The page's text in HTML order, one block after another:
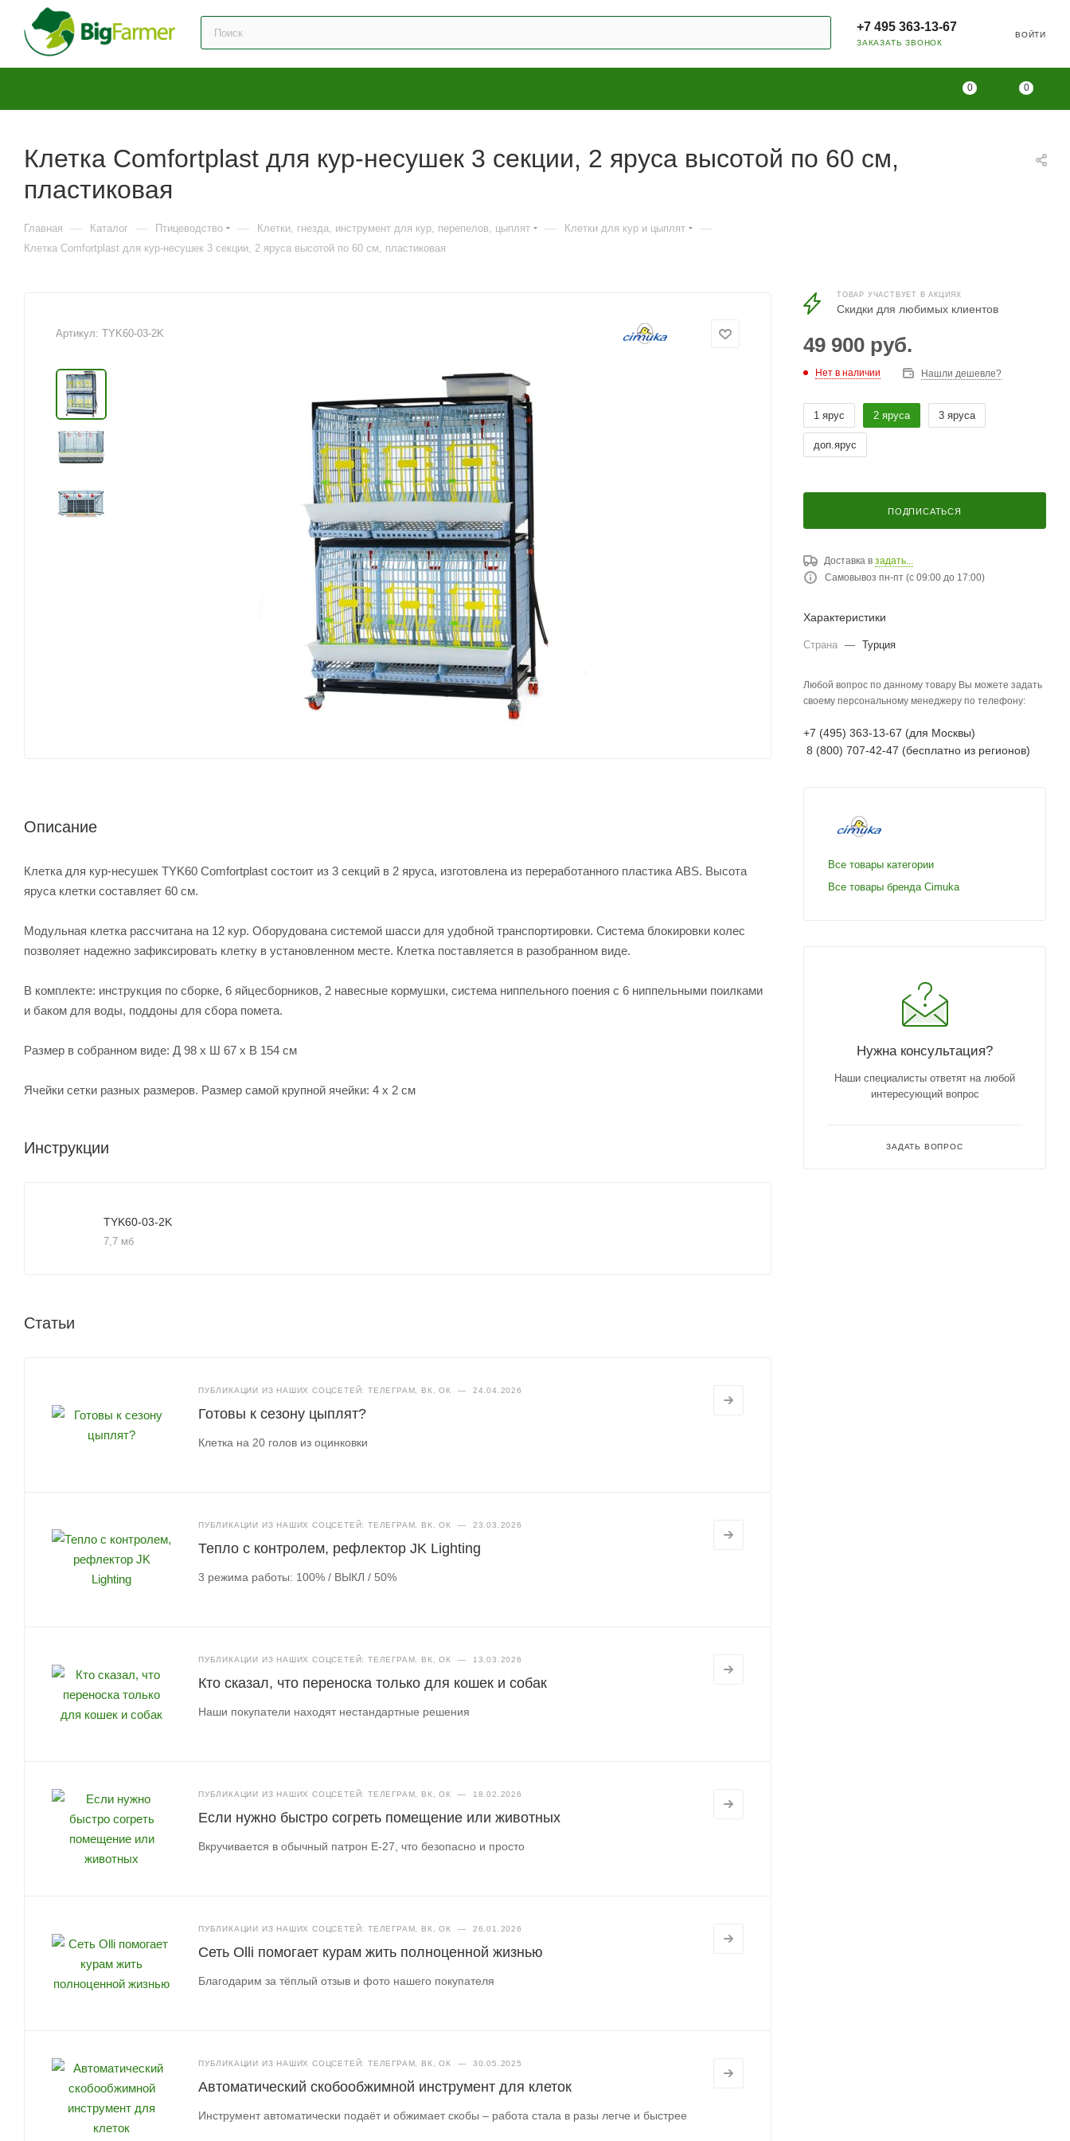
+7 495 363-13-67
ЗАКАЗАТЬ ЗВОНОК
ВОЙТИ
0 0
Клетка Comfortplast для кур-несушек 3 секции, 2 яруса высотой по 60 см,
пластиковая
Главная — Каталог — Птицеводство — Клетки, гнезда, инструмент для кур, перепелов, цыплят — Клетки для кур и цыплят —
Клетка Comfortplast для кур-несушек 3 секции, 2 яруса высотой по 60 см, пластиковая
Артикул: TYK60-03-2K
Описание
Клетка для кур-несушек TYK60 Comfortplast состоит из 3 секций в 2 яруса, изготовлена из переработанного пластика ABS. Высота
яруса клетки составляет 60 см.
Модульная клетка рассчитана на 12 кур. Оборудована системой шасси для удобной транспортировки. Система блокировки колес
позволяет надежно зафиксировать клетку в установленном месте. Клетка поставляется в разобранном виде.
В комплекте: инструкция по сборке, 6 яйцесборников, 2 навесные кормушки, система ниппельного поения с 6 ниппельными поилками
и баком для воды, поддоны для сбора помета.
Размер в собранном виде: Д 98 x Ш 67 x В 154 см
Ячейки сетки разных размеров. Размер самой крупной ячейки: 4 x 2 см
Инструкции
TYK60-03-2K
7,7 мб
Статьи
ПУБЛИКАЦИИ ИЗ НАШИХ СОЦСЕТЕЙ: ТЕЛЕГРАМ, ВК, ОК — 24.04.2026
Готовы к сезону цыплят?
Клетка на 20 голов из оцинковки
ПУБЛИКАЦИИ ИЗ НАШИХ СОЦСЕТЕЙ: ТЕЛЕГРАМ, ВК, ОК — 23.03.2026
Тепло с контролем, рефлектор JK Lighting
3 режима работы: 100% / ВЫКЛ / 50%
ПУБЛИКАЦИИ ИЗ НАШИХ СОЦСЕТЕЙ: ТЕЛЕГРАМ, ВК, ОК — 13.03.2026
Кто сказал, что переноска только для кошек и собак
Наши покупатели находят нестандартные решения
ПУБЛИКАЦИИ ИЗ НАШИХ СОЦСЕТЕЙ: ТЕЛЕГРАМ, ВК, ОК — 18.02.2026
Если нужно быстро согреть помещение или животных
Вкручивается в обычный патрон Е-27, что безопасно и просто
ПУБЛИКАЦИИ ИЗ НАШИХ СОЦСЕТЕЙ: ТЕЛЕГРАМ, ВК, ОК — 26.01.2026
Сеть Olli помогает курам жить полноценной жизнью
Благодарим за тёплый отзыв и фото нашего покупателя
ПУБЛИКАЦИИ ИЗ НАШИХ СОЦСЕТЕЙ: ТЕЛЕГРАМ, ВК, ОК — 30.05.2025
Автоматический скобообжимной инструмент для клеток
Инструмент автоматически подаёт и обжимает скобы – работа стала в разы легче и быстрее
ТОВАР УЧАСТВУЕТ В АКЦИЯХ
Скидки для любимых клиентов
49 900 руб.
Нет в наличии Нашли дешевле?
1 ярус 2 яруса 3 яруса
доп.ярус
ПОДПИСАТЬСЯ
Доставка в задать...
Самовывоз пн-пт (с 09:00 до 17:00)
Характеристики
Страна — Турция
Любой вопрос по данному товару Вы можете задать
своему персональному менеджеру по телефону:
+7 (495) 363-13-67 (для Москвы)
8 (800) 707-42-47 (бесплатно из регионов)
Все товары категории
Все товары бренда Cimuka
Нужна консультация?
Наши специалисты ответят на любой
интересующий вопрос
ЗАДАТЬ ВОПРОС